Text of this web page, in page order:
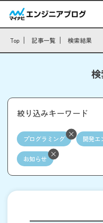
Top 記事一覧 検索結果
絞り込みキーワード
プログラミング 開発エ
お知らせ